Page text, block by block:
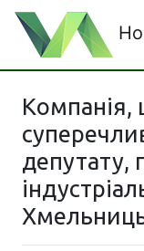
депутату,